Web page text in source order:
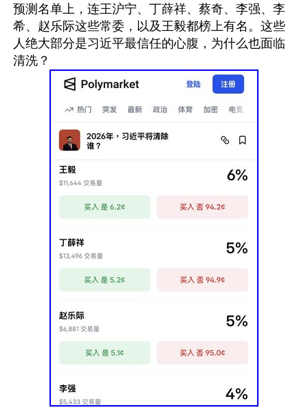
预测名单上，连王沪宁、丁薛祥、蔡奇、李强、李
希、赵乐际这些常委，以及王毅都榜上有名。这些
人绝大部分是习近平最信任的心腹，为什么也面临